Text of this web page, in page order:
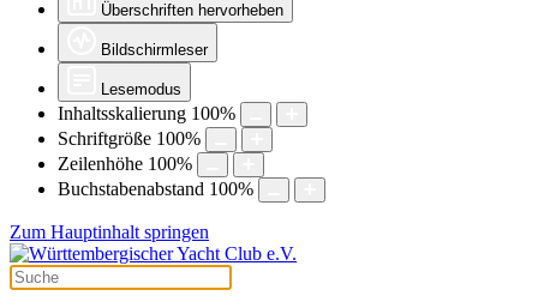
Überschriften hervorheben
Bildschirmleser
Lesemodus
Inhaltsskalierung 100%
Schriftgröße 100%
Zeilenhöhe 100%
Buchstabenabstand 100%
Zum Hauptinhalt springen